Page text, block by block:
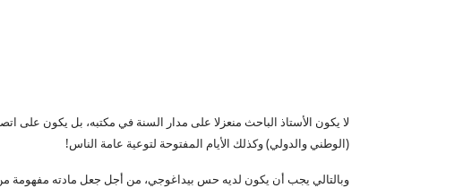
لا يكون الأستاذ الباحث منعزلا على مدار السنة في مكتبه، بل يكون على
(الوطني والدولي) وكذلك الأيام المفتوحة لتوعية عامة الناس!
وبالتالي يجب أن يكون لديه حس بيداغوجي، من أجل جعل مادته مفهومة